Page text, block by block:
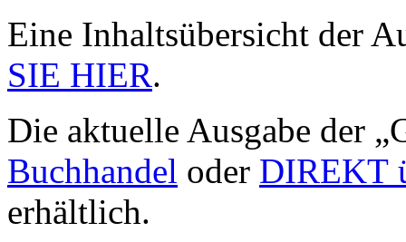
Eine Inhaltsübersicht der
SIE HIER.
Die aktuelle Ausgabe der
Buchhandel oder DIREKT
erhältlich.